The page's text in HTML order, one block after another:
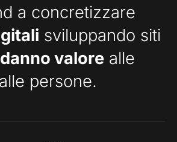
a concretizzare
sviluppando siti
valore alle
persone.